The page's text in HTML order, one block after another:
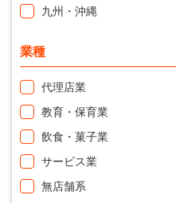
九州・沖縄
業種
代理店業
教育・保育業
飲食・菓子業
サービス業
無店舗系